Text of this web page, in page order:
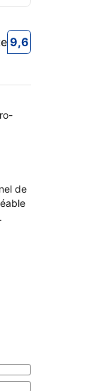
9,6
9,6Note des
de